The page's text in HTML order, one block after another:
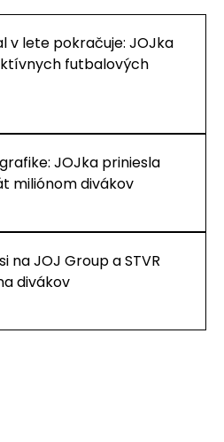
v lete pokračuje: JOJka
futbalových
JOJka priniesla
miliónom divákov
na JOJ Group a STVR
divákov